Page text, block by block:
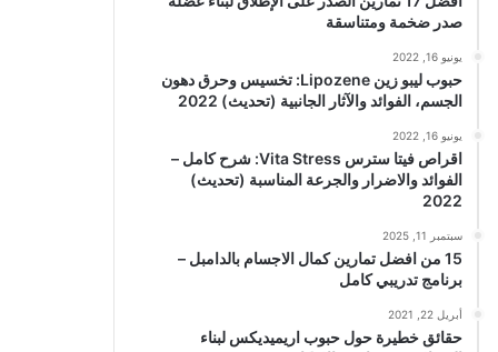
صدر ضخمة ومتناسقة
يونيو 16, 2022
حبوب ليبو زين Lipozene: تخسيس وحرق دهون
الجسم، الفوائد والآثار الجانبية (تحديث) 2022
يونيو 16, 2022
اقراص فيتا سترس Vita Stress: شرح كامل –
الفوائد والاضرار والجرعة المناسبة (تحديث)
2022
سبتمبر 11, 2025
15 من افضل تمارين كمال الاجسام بالدامبل –
برنامج تدريبي كامل
أبريل 22, 2021
حقائق خطيرة حول حبوب اريميديكس لبناء